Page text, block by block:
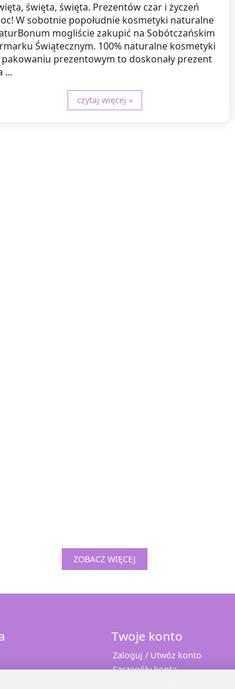
święta, święta. Prezentów czar i życzeń
W sobotnie popołudnie kosmetyki naturalne
mogliście zakupić na Sobótczańskim
Świątecznym. 100% naturalne kosmetyki
prezentowym to doskonały prezent
...
czytaj więcej »
ZOBACZ WIĘCEJ
Twoje konto
Zaloguj / Utwóz konto
Szczegóły konta